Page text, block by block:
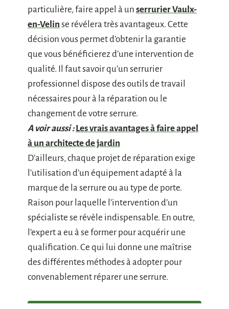
particulière, faire appel à un serrurier Vaulx-
en-Velin se révélera très avantageux. Cette
décision vous permet d’obtenir la garantie
que vous bénéficierez d’une intervention de
qualité. Il faut savoir qu’un serrurier
professionnel dispose des outils de travail
nécessaires pour à la réparation ou le
changement de votre serrure.
A voir aussi : Les vrais avantages à faire appel
à un architecte de jardin
D’ailleurs, chaque projet de réparation exige
l’utilisation d’un équipement adapté à la
marque de la serrure ou au type de porte.
Raison pour laquelle l’intervention d’un
spécialiste se révèle indispensable. En outre,
l’expert a eu à se former pour acquérir une
qualification. Ce qui lui donne une maîtrise
des différentes méthodes à adopter pour
convenablement réparer une serrure.